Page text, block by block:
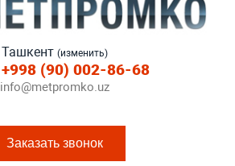
Ташкент (изменить)
+998 (90) 002-86-68
info@metpromko.uz
Заказать звонок